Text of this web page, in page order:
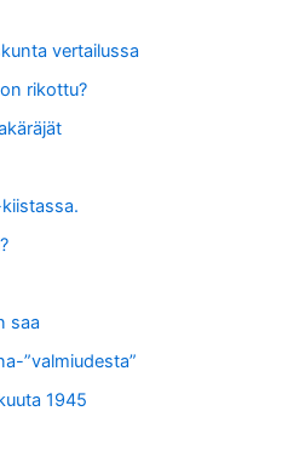
vertailussa
rikottu?
saa
”valmiudesta”
1945